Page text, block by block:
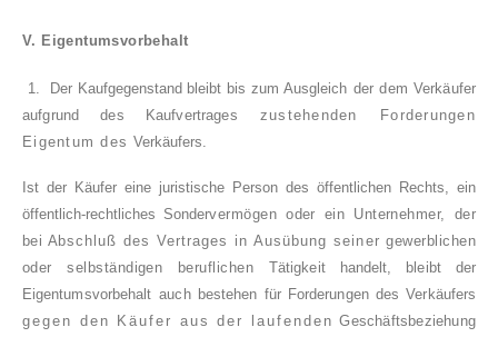
V. Eigentumsvorbehalt
1. Der Kaufgegenstand bleibt bis zum Ausgleich der dem Verkäufer
aufgrund des Kaufvertrages
zustehenden Forderungen
Eigentum des Verkäufers.
Ist der Käufer eine juristische Person des öffent­lichen Rechts, ein
öffentlich-rechtliches Sonder­vermögen oder ein Unternehmer, der
bei Ab­schluß des Vertrages in Ausübung seiner gewerblichen
oder selbständigen beruflichen
Tätigkeit handelt, bleibt der
Eigentumsvorbehalt auch bestehen für Forderungen des Verkäufers
gegen den Käufer aus der laufenden Geschäftsbeziehung